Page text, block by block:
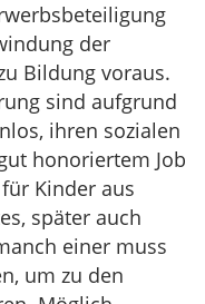
der
Bildung voraus.
sind aufgrund
ihren sozialen
honoriertem Job
Kinder aus
später auch
einer muss
um zu den